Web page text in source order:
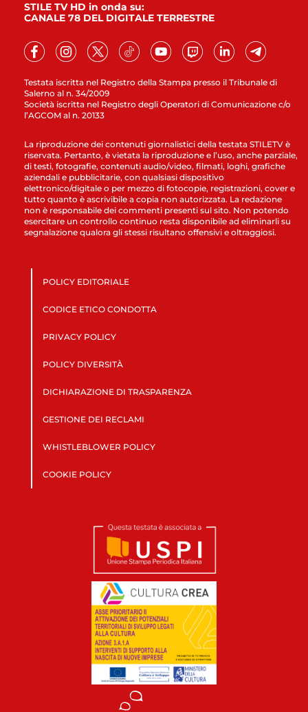
Testata iscritta nel Registro della Stampa presso il Tribunale di
Salerno al n. 34/2009
Società iscritta nel Registro degli Operatori di Comunicazione c/o
l’AGCOM al n. 20133
STILE TV HD in onda su:
CANALE 78 DEL DIGITALE TERRESTRE
La riproduzione dei contenuti giornalistici della testata STILETV è
riservata. Pertanto, è vietata la riproduzione e l’uso, anche parziale,
di testi, fotografie, contenuti audio/video, filmati, loghi, grafiche
aziendali e pubblicitarie, con qualsiasi dispositivo
elettronico/digitale o per mezzo di fotocopie, registrazioni, cover e
tutto quanto è ascrivibile a copia non autorizzata. La redazione
non è responsabile dei commenti presenti sul sito. Non potendo
esercitare un controllo continuo resta disponibile ad eliminarli su
segnalazione qualora gli stessi risultano offensivi e oltraggiosi.
POLICY EDITORIALE
CODICE ETICO CONDOTTA
PRIVACY POLICY
POLICY DIVERSITÀ
DICHIARAZIONE DI TRASPARENZA
GESTIONE DEI RECLAMI
WHISTLEBLOWER POLICY
COOKIE POLICY